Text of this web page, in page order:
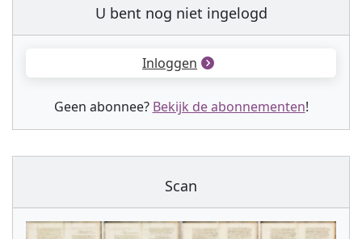
U bent nog niet ingelogd
Inloggen
Geen abonnee? Bekijk de abonnementen!
Scan